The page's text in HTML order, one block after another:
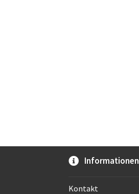
Informationen
Kontakt